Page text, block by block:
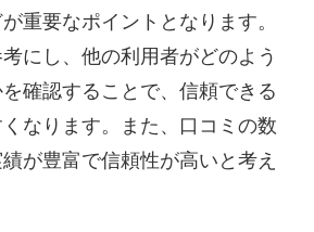
重要なポイントとなります。
にし、他の利用者がどのよう
確認することで、信頼できる
なります。また、口コミの数
が豊富で信頼性が高いと考え